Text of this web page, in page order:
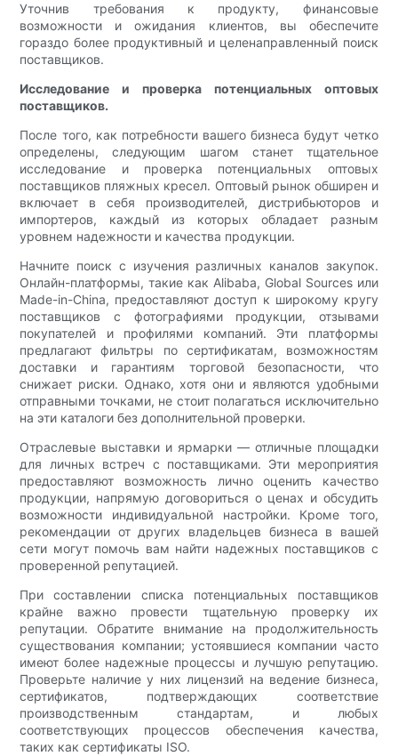
Уточнив требования к продукту, финансовые
возможности и ожидания клиентов, вы обеспечите
гораздо более продуктивный и целенаправленный поиск
поставщиков.
Исследование и проверка потенциальных оптовых
поставщиков.
После того, как потребности вашего бизнеса будут четко
определены, следующим шагом станет тщательное
исследование и проверка потенциальных оптовых
поставщиков пляжных кресел. Оптовый рынок обширен и
включает в себя производителей, дистрибьюторов и
импортеров, каждый из которых обладает разным
уровнем надежности и качества продукции.
Начните поиск с изучения различных каналов закупок.
Онлайн-платформы, такие как Alibaba, Global Sources или
Made-in-China, предоставляют доступ к широкому кругу
поставщиков с фотографиями продукции, отзывами
покупателей и профилями компаний. Эти платформы
предлагают фильтры по сертификатам, возможностям
доставки и гарантиям торговой безопасности, что
снижает риски. Однако, хотя они и являются удобными
отправными точками, не стоит полагаться исключительно
на эти каталоги без дополнительной проверки.
Отраслевые выставки и ярмарки — отличные площадки
для личных встреч с поставщиками. Эти мероприятия
предоставляют возможность лично оценить качество
продукции, напрямую договориться о ценах и обсудить
возможности индивидуальной настройки. Кроме того,
рекомендации от других владельцев бизнеса в вашей
сети могут помочь вам найти надежных поставщиков с
проверенной репутацией.
При составлении списка потенциальных поставщиков
крайне важно провести тщательную проверку их
репутации. Обратите внимание на продолжительность
существования компании; устоявшиеся компании часто
имеют более надежные процессы и лучшую репутацию.
Проверьте наличие у них лицензий на ведение бизнеса,
сертификатов, подтверждающих соответствие
производственным стандартам, и любых
соответствующих процессов обеспечения качества,
таких как сертификаты ISO.